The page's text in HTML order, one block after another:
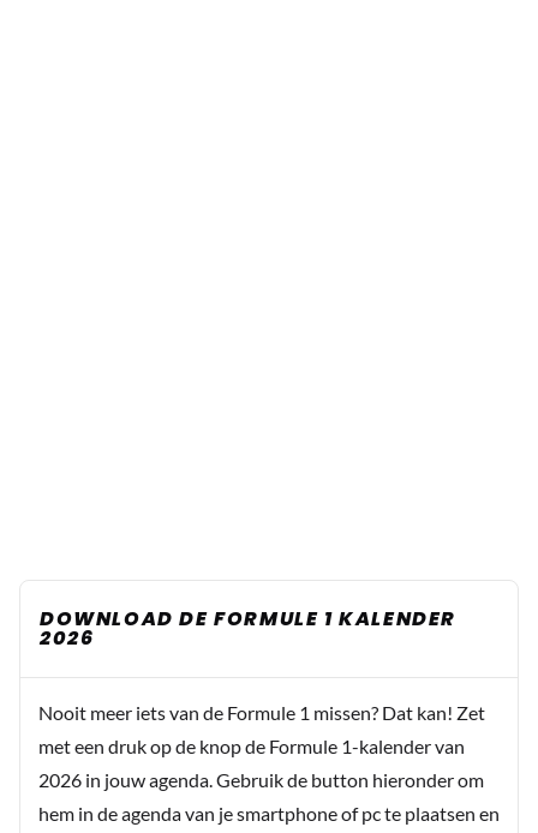
DOWNLOAD DE FORMULE 1 KALENDER
2026
Nooit meer iets van de Formule 1 missen? Dat kan! Zet
met een druk op de knop de Formule 1-kalender van
2026 in jouw agenda. Gebruik de button hieronder om
hem in de agenda van je smartphone of pc te plaatsen en